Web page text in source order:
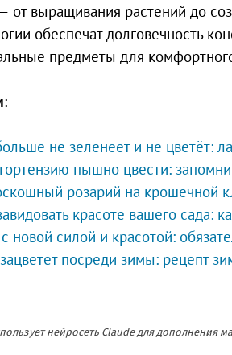
от выращивания растений до
обеспечат долговечность
предметы для
:
не зеленеет и не цветёт:
гортензию пышно цвести:
розарий на крошечной
красоте вашего сада:
новой силой и красотой:
посреди зимы: рецепт
нейросеть Claude для дополнения